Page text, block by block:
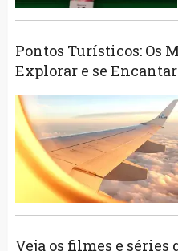
Pontos Turísticos: Os
Explorar e se Encantar
Veja os filmes e